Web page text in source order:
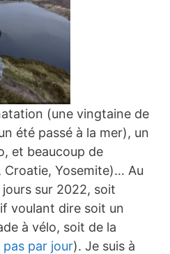
(une vingtaine de
été passé à la mer), un
et beaucoup de
Croatie, Yosemite)… Au
jours sur 2022, soit
voulant dire soit un
à vélo, soit de la
pas par jour). Je suis à